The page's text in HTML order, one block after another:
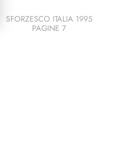
SFORZESCO ITALIA 1995
PAGINE 7